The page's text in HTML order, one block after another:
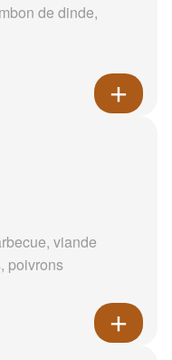
de dinde,
viande
poivrons